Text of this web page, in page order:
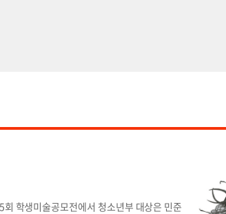
학생미술공모전에서 청소년부 대상은 민준